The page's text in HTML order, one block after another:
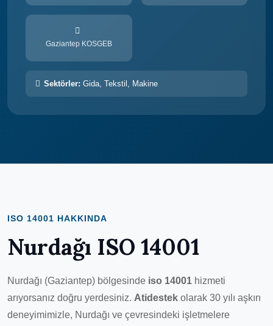
Gaziantep KOSGEB
Sektörler: Gida, Tekstil, Makine
ISO 14001 HAKKINDA
Nurdağı ISO 14001
Nurdağı (Gaziantep) bölgesinde iso 14001 hizmeti
arıyorsanız doğru yerdesiniz. Atidestek olarak 30 yılı aşkın
deneyimimizle, Nurdağı ve çevresindeki işletmelere